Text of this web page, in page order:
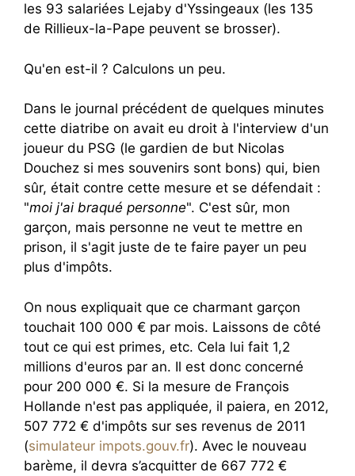
les 93 salariées Lejaby d'Yssingeaux (les 135
de Rillieux-la-Pape peuvent se brosser).
Qu'en est-il ? Calculons un peu.
Dans le journal précédent de quelques minutes
cette diatribe on avait eu droit à l'interview d'un
joueur du PSG (le gardien de but Nicolas
Douchez si mes souvenirs sont bons) qui, bien
sûr, était contre cette mesure et se défendait :
"moi j'ai braqué personne". C'est sûr, mon
garçon, mais personne ne veut te mettre en
prison, il s'agit juste de te faire payer un peu
plus d'impôts.
On nous expliquait que ce charmant garçon
touchait 100 000 € par mois. Laissons de côté
tout ce qui est primes, etc. Cela lui fait 1,2
millions d'euros par an. Il est donc concerné
pour 200 000 €. Si la mesure de François
Hollande n'est pas appliquée, il paiera, en 2012,
507 772 € d'impôts sur ses revenus de 2011
(simulateur impots.gouv.fr). Avec le nouveau
barème, il devra s’acquitter de 667 772 €